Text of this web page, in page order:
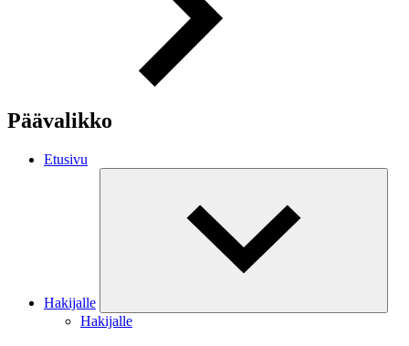
Päävalikko
Etusivu
Hakijalle
Hakijalle